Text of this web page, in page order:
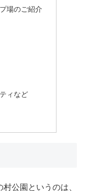
場のご紹介
ィなど
公園というのは、